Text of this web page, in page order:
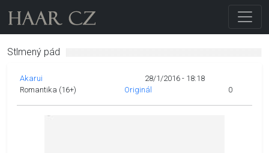
Stlmený pád
Akarui
28/1/2016 - 18:18
Romantika (16+)
Originál 0